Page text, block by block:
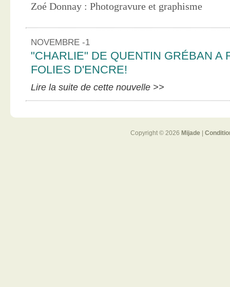
Zoé Donnay : Photogravure et graphisme
NOVEMBRE -1
"CHARLIE" DE QUENTIN GRÉBAN A
FOLIES D'ENCRE!
Lire la suite de cette nouvelle >>
Copyright © 2026 Mijade|